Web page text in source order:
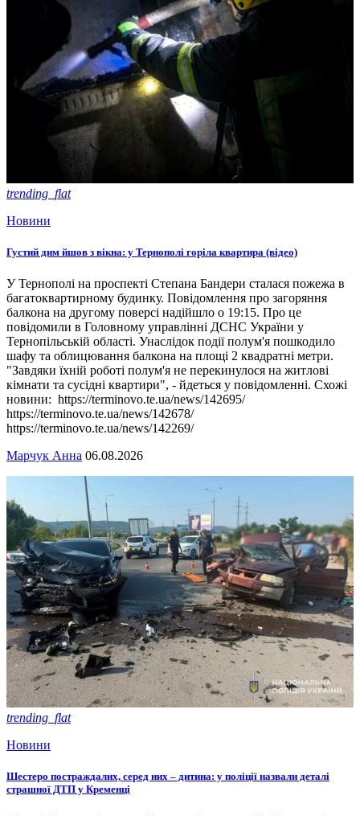
trending_flat
Новини
Густий дим йшов з вікна: у Тернополі горіла квартира (відео)
У Тернополі на проспекті Степана Бандери сталася пожежа в
багатоквартирному будинку. Повідомлення про загоряння
балкона на другому поверсі надійшло о 19:15. Про це
повідомили в Головному управлінні ДСНС України у
Тернопільській області. Унаслідок події полум'я пошкодило
шафу та облицювання балкона на площі 2 квадратні метри.
"Завдяки їхній роботі полум'я не перекинулося на житлові
кімнати та сусідні квартири", - йдеться у повідомленні. Схожі
новини: https://terminovo.te.ua/news/142695/
https://terminovo.te.ua/news/142678/
https://terminovo.te.ua/news/142269/
Марчук Анна 06.08.2026
trending_flat
Новини
Шестеро постраждалих, серед них – дитина: у поліції назвали деталі
страшної ДТП у Кременці